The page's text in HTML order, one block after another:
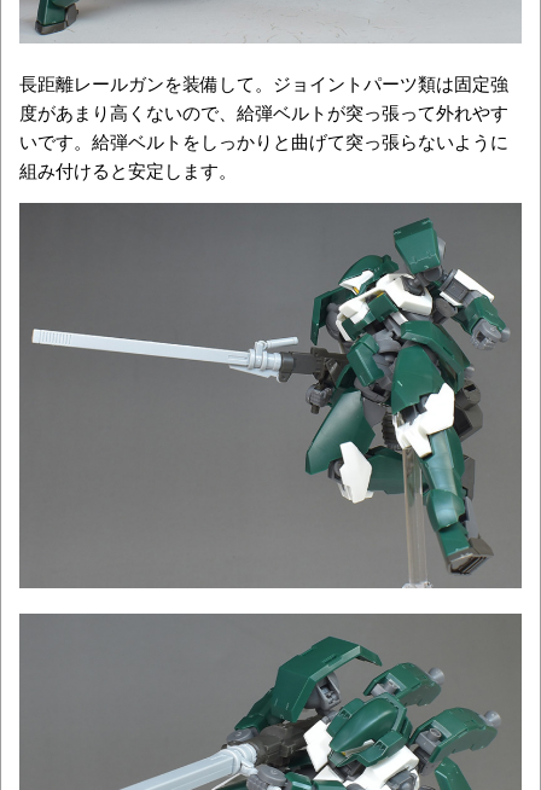
長距離レールガンを装備して。ジョイントパーツ類は固定強
度があまり高くないので、給弾ベルトが突っ張って外れやす
いです。給弾ベルトをしっかりと曲げて突っ張らないように
組み付けると安定します。